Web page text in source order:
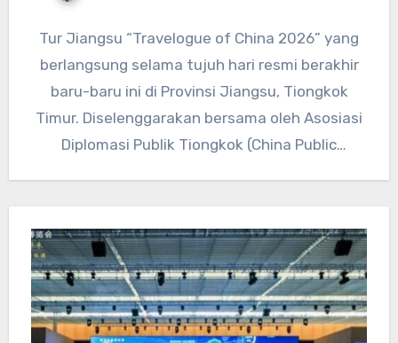
Tur Jiangsu “Travelogue of China 2026” yang
berlangsung selama tujuh hari resmi berakhir
baru-baru ini di Provinsi Jiangsu, Tiongkok
Timur. Diselenggarakan bersama oleh Asosiasi
Diplomasi Publik Tiongkok (China Public